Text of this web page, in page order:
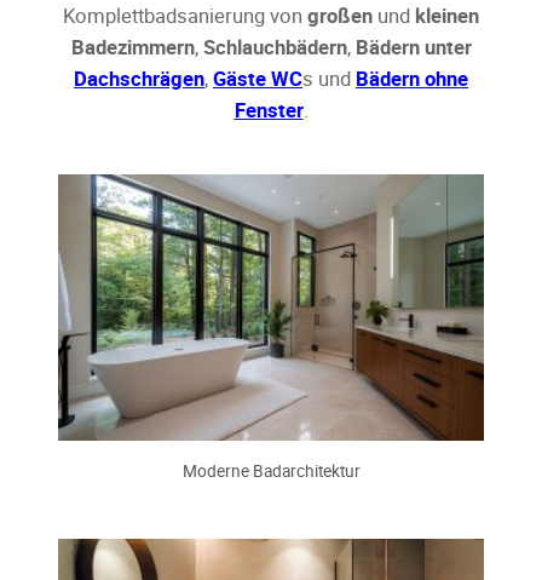
Komplettbadsanierung von großen und kleinen
Badezimmern,Schlauchbädern, Bädern unter
Dachschrägen,Gäste WCs und Bädern ohne
Fenster.
Moderne Badarchitektur